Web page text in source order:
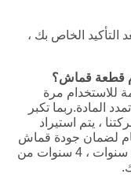
التأكيد الخاص بك ،
للاستخدام مرة
المادة.ربما تكبر
، يتم استيراد
لضمان جودة قماش
المرشح.عادة يمكننا أن نقدم 2 سنوات ، 3 سنوات ، 4 سنوات من